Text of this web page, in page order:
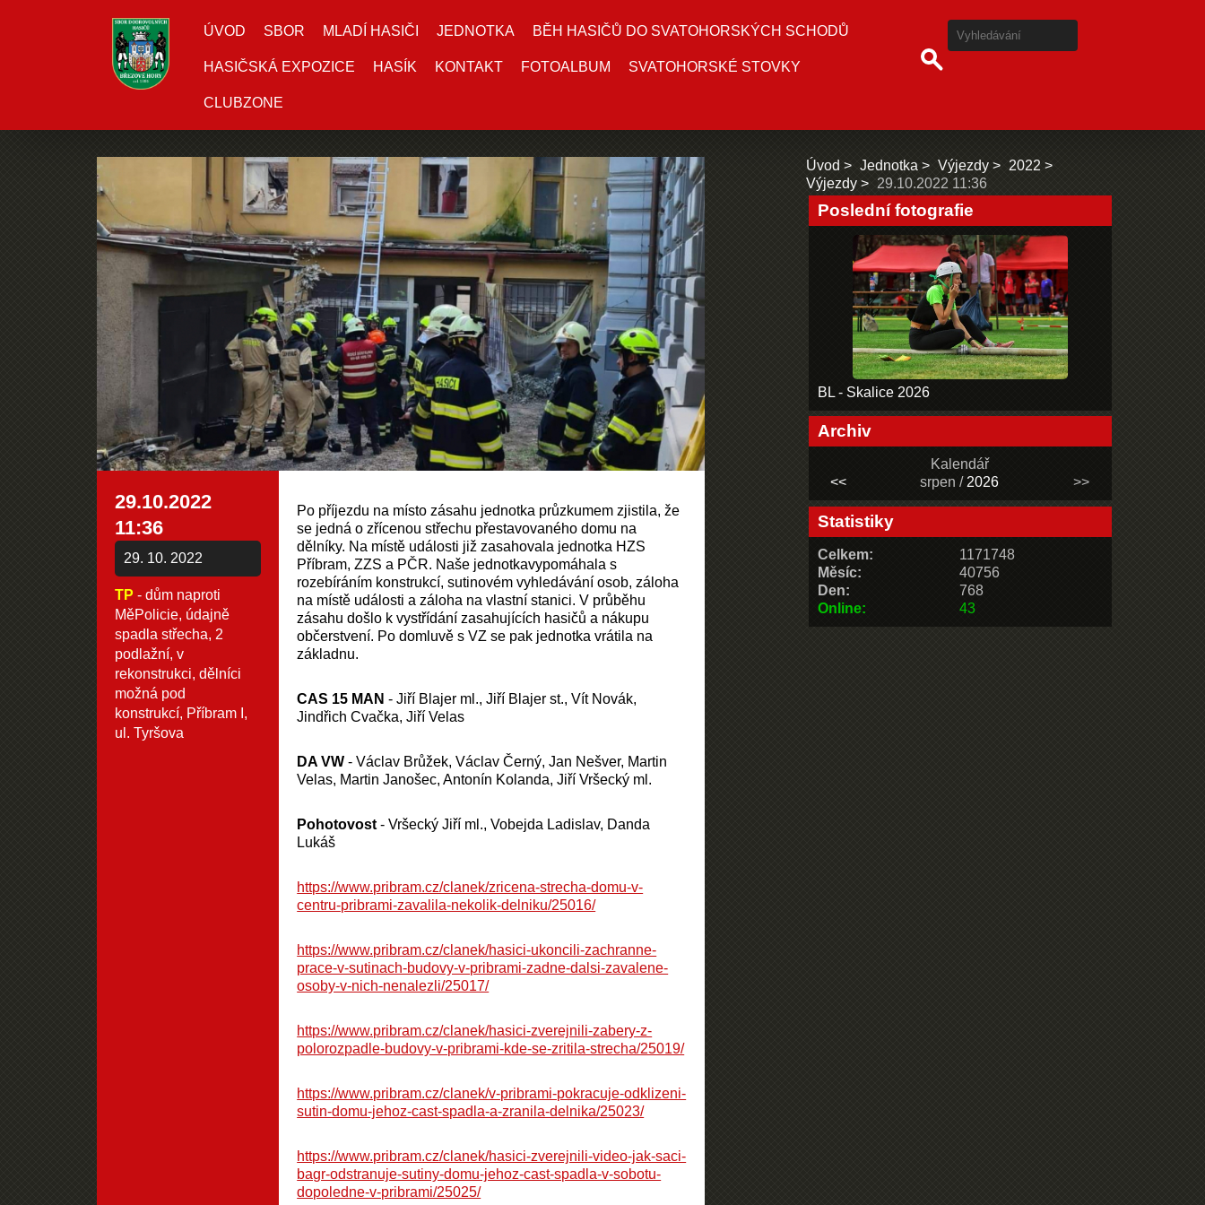
ÚVOD SBOR MLADÍ HASIČI JEDNOTKA BĚH HASIČŮ DO SVATOHORSKÝCH SCHODŮ
HASIČSKÁ EXPOZICE HASÍK KONTAKT FOTOALBUM SVATOHORSKÉ STOVKY
CLUBZONE
29.10.2022
11:36
29. 10. 2022
TP - dům naproti
MěPolicie, údajně
spadla střecha, 2
podlažní, v
rekonstrukci, dělníci
možná pod
konstrukcí, Příbram I,
ul. Tyršova
Po příjezdu na místo zásahu jednotka průzkumem zjistila, že
se jedná o zřícenou střechu přestavovaného domu na
dělníky. Na místě události již zasahovala jednotka HZS
Příbram, ZZS a PČR. Naše jednotkavypomáhala s
rozebíráním konstrukcí, sutinovém vyhledávání osob, záloha
na místě události a záloha na vlastní stanici. V průběhu
zásahu došlo k vystřídání zasahujících hasičů a nákupu
občerstvení. Po domluvě s VZ se pak jednotka vrátila na
základnu.
CAS 15 MAN - Jiří Blajer ml., Jiří Blajer st., Vít Novák,
Jindřich Cvačka, Jiří Velas
DA VW - Václav Brůžek, Václav Černý, Jan Nešver, Martin
Velas, Martin Janošec, Antonín Kolanda, Jiří Vršecký ml.
Pohotovost - Vršecký Jiří ml., Vobejda Ladislav, Danda
Lukáš
https://www.pribram.cz/clanek/zricena-strecha-domu-v-
centru-pribrami-zavalila-nekolik-delniku/25016/
https://www.pribram.cz/clanek/hasici-ukoncili-zachranne-
prace-v-sutinach-budovy-v-pribrami-zadne-dalsi-zavalene-
osoby-v-nich-nenalezli/25017/
https://www.pribram.cz/clanek/hasici-zverejnili-zabery-z-
polorozpadle-budovy-v-pribrami-kde-se-zritila-strecha/25019/
https://www.pribram.cz/clanek/v-pribrami-pokracuje-odklizeni-
sutin-domu-jehoz-cast-spadla-a-zranila-delnika/25023/
https://www.pribram.cz/clanek/hasici-zverejnili-video-jak-saci-
bagr-odstranuje-sutiny-domu-jehoz-cast-spadla-v-sobotu-
dopoledne-v-pribrami/25025/
Úvod Jednotka Výjezdy
2022
Výjezdy
29.10.2022 11:36
Poslední fotografie
BL - Skalice 2026
Archiv
Kalendář
<<
srpen / 2026 >>
Statistiky
Online: 43
Celkem:
1171748
Měsíc:
40756
Den:
768